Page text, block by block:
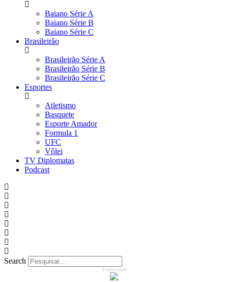
Baiano Série A
Baiano Série B
Baiano Série C
Brasileirão
Brasileirão Série A
Brasileirão Série B
Brasileirão Série C
Esportes
Atletismo
Basquete
Esporte Amador
Formula 1
UFC
Vôlei
TV Diplomatas
Podcast
Search
Publicidade